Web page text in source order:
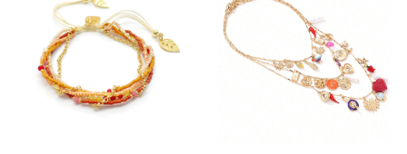
kobiet, kod produktu
O16BMI251
siebie, kod produktu
O16BMI250